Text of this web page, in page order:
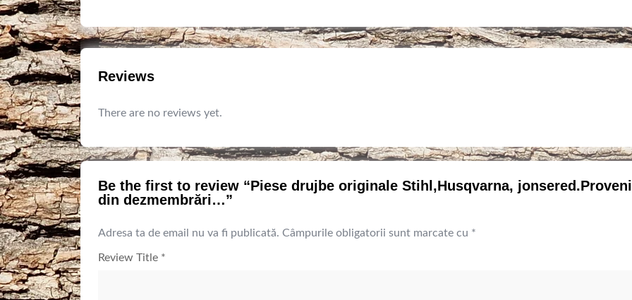
Reviews
There are no reviews yet.
Be the first to review “Piese drujbe originale Stihl,Husqvarna,
din dezmembrări…”
Adresa ta de email nu va fi publicată. Câmpurile obligatorii sunt marcate cu *
Review Title *